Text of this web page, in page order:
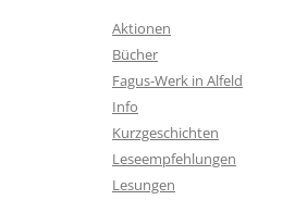
Aktionen
Bücher
Fagus-Werk in Alfeld
Info
Kurzgeschichten
Leseempfehlungen
Lesungen